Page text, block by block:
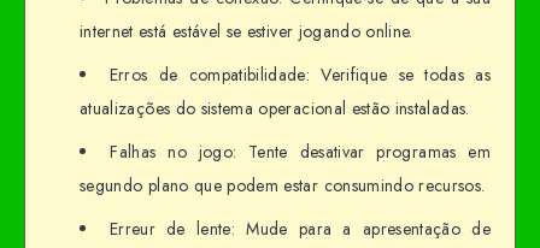
internet está estável se estiver jogando online.
Erros de compatibilidade: Verifique se todas as
atualizações do sistema operacional estão instaladas.
Falhas no jogo: Tente desativar programas em
segundo plano que podem estar consumindo recursos.
Erreur de lente: Mude para a apresentação de